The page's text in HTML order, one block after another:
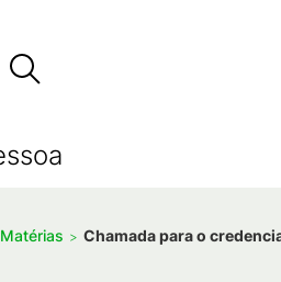
Matérias Chamada para o